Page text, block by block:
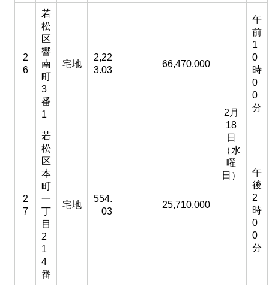
2
6
若
松
区
響
南
町
3
番
1
宅地
2,22
3.03
66,470,000
2月
18
日
（水
曜
日）
午
前
1
0
時
0
0
分
2
7
若
松
区
本
町
一
丁
目
2
1
4
番
宅地
554.
03
25,710,000
午
後
2
時
0
0
分